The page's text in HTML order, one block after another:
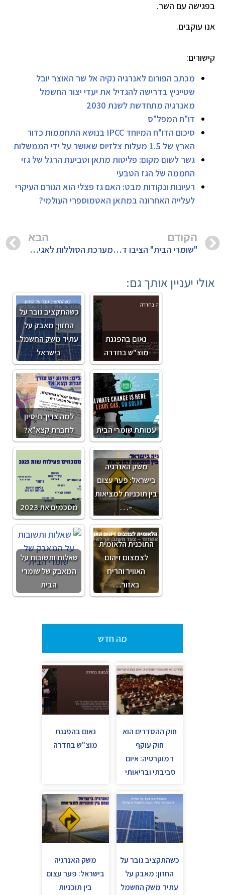
בפגישה עם השר.
אנו עוקבים.
קישורים:
מכתב הפורום לאנרגיה נקיה אל שר האוצר יובל
שטייניץ בדרישה להגדיל את יעדי יצור החשמל
מאנרגיה מתחדשת לשנת 2030
דו"ח המפל"ס
סיכום הדו"ח המיוחד IPCC בנושא התחממות כדור
הארץ של 1.5 מעלות צלזיוס שאושר על ידי הממשלות
גשר לשום מקום: פליטות מתאן וטביעת הרגל של גזי
החממה של הגז הטבעי
רעיונות ונקודות מבט: האם גז פצלי הוא הגורם העיקרי
לעלייה האחרונה במתאן האטמוספרי העולמי?
הקודם
"שומרי הבית" הציבו דדליין למשרד להגנת הסביבה לפרסום היתר הפליטה לאסדת תמר
הבא
מערכת הסוללות לאגירת חשמל הגדולה בעולם
אולי יעניין אותך גם:
כשהתקציב גובר על
החזון: מאבק על
עתיד משק החשמל
בישראל
נאום בהפגנת
מוצ"ש בחדרה
למה צריך חיסיון
לחברת קצא"א?
עמותת שומרי הבית
מסכמים את 2023
משק האנרגיה
בישראל: פער עצום
בין תוכניות למציאות
–…
שאלות ותשובות על
המאבק של שומרי
הבית
התוכנית הלאומית
לצמצום זיהום
האוויר והריח
באזור…
מה חדש
חוק ההסדרים הוא
חוק עוקף
דמוקרטיה: איום
סביבתי ובריאותי
נאום בהפגנת
מוצ"ש בחדרה
כשהתקציב גובר על
החזון: מאבק על
עתיד משק החשמל
משק האנרגיה
בישראל: פער עצום
בין תוכניות